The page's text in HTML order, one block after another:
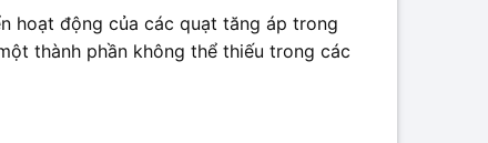
hoạt động của các quạt tăng áp trong
thành phần không thể thiếu trong các